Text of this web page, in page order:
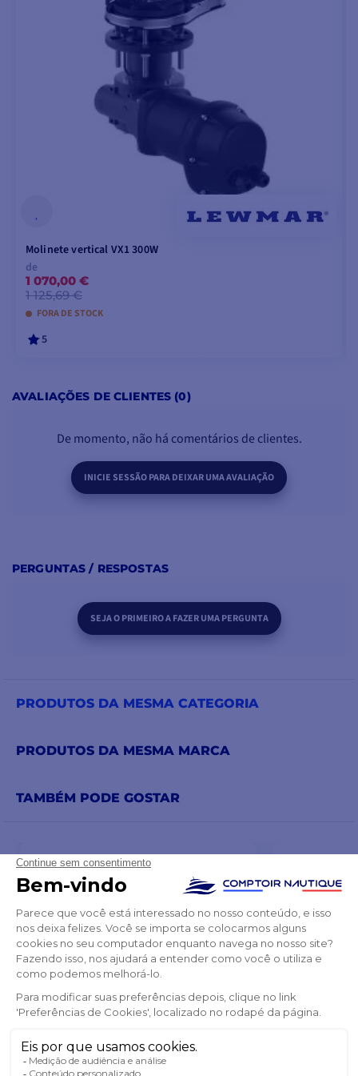
Molinete vertical VX1 300W
de
1 070,00 €
1 125,69 €
FORA DE STOCK
5
AVALIAÇÕES DE CLIENTES (0)
De momento, não há comentários de clientes.
INICIE SESSÃO PARA DEIXAR UMA AVALIAÇÃO
PERGUNTAS / RESPOSTAS
SEJA O PRIMEIRO A FAZER UMA PERGUNTA
PRODUTOS DA MESMA CATEGORIA
PRODUTOS DA MESMA MARCA
TAMBÉM PODE GOSTAR